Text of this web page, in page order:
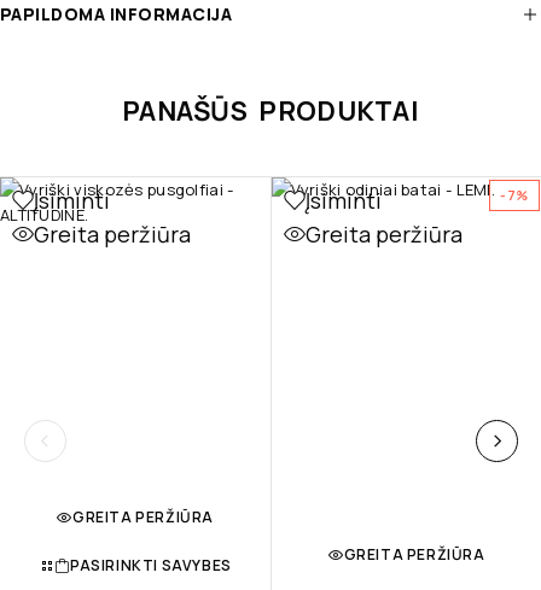
PAPILDOMA INFORMACIJA
PANAŠŪS PRODUKTAI
Įsiminti
Greita peržiūra
GREITA PERŽIŪRA
PASIRINKTI SAVYBES
-7%
Įsiminti
Greita peržiūra
GREITA PERŽIŪRA